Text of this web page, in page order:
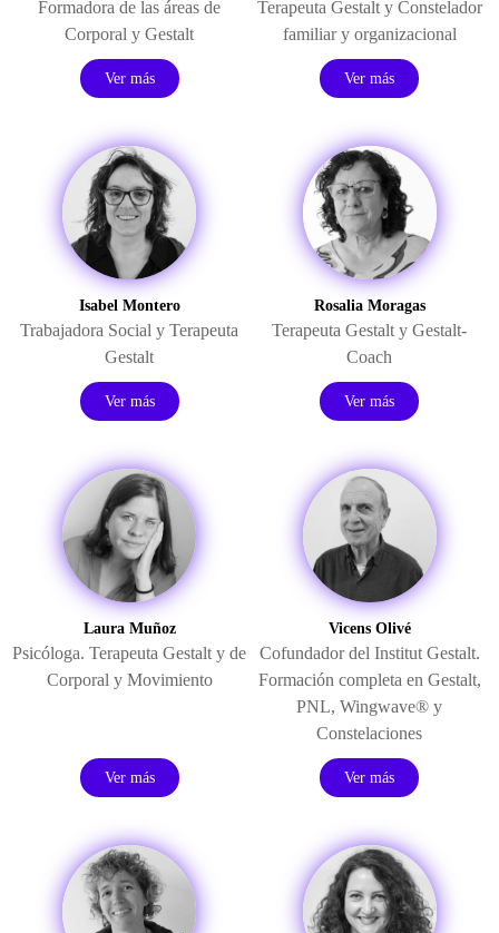
Formadora de las áreas de
Corporal y Gestalt
Ver más
Terapeuta Gestalt y Constelador
familiar y organizacional
Ver más
Isabel Montero
Trabajadora Social y Terapeuta
Gestalt
Ver más
Rosalia Moragas
Terapeuta Gestalt y Gestalt-
Coach
Ver más
Laura Muñoz
Psicóloga. Terapeuta Gestalt y de
Corporal y Movimiento
Ver más
Vicens Olivé
Cofundador del Institut Gestalt.
Formación completa en Gestalt,
PNL, Wingwave® y
Constelaciones
Ver más